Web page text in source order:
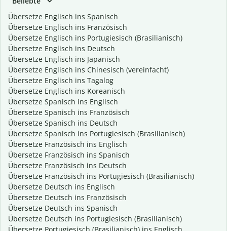
Übersetze Englisch ins Spanisch
Übersetze Englisch ins Französisch
Übersetze Englisch ins Portugiesisch (Brasilianisch)
Übersetze Englisch ins Deutsch
Übersetze Englisch ins Japanisch
Übersetze Englisch ins Chinesisch (vereinfacht)
Übersetze Englisch ins Tagalog
Übersetze Englisch ins Koreanisch
Übersetze Spanisch ins Englisch
Übersetze Spanisch ins Französisch
Übersetze Spanisch ins Deutsch
Übersetze Spanisch ins Portugiesisch (Brasilianisch)
Übersetze Französisch ins Englisch
Übersetze Französisch ins Spanisch
Übersetze Französisch ins Deutsch
Übersetze Französisch ins Portugiesisch (Brasilianisch)
Übersetze Deutsch ins Englisch
Übersetze Deutsch ins Französisch
Übersetze Deutsch ins Spanisch
Übersetze Deutsch ins Portugiesisch (Brasilianisch)